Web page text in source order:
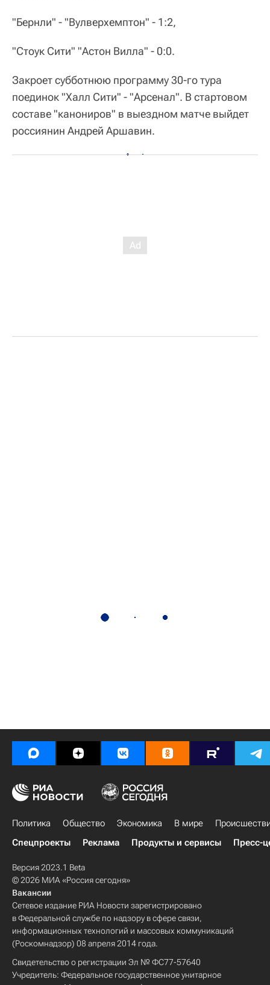
"Бернли" - "Вулверхемптон" - 1:2,
"Стоук Сити" "Астон Вилла" - 0:0.
Закроет субботнюю программу 30-го тура
поединок "Халл Сити" - "Арсенал". В стартовом
составе "канониров" в выездном матче выйдет
россиянин Андрей Аршавин.
Политика Общество Экономика В мире
Спецпроекты
Реклама Продукты и сервисы Пресс-
Версия 2023.1 Beta
© 2026 МИА «Россия сегодня»
Вакансии
Сетевое издание РИА Новости зарегистрировано
в Федеральной службе по надзору в сфере связи,
информационных технологий и массовых коммуникаций
(Роскомнадзор) 08 апреля 2014 года.
Свидетельство о регистрации Эл № ФС77-57640
Учредитель: Федеральное государственное унитарное